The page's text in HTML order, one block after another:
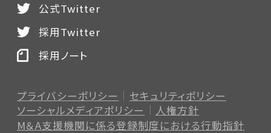
プライバシーポリシー
セキュリティポリシー
ソーシャルメディアポリシー
人権方針
M＆A支援機関に係る登録制度における行動指針
公式Twitter
採用Twitter
採用ノート